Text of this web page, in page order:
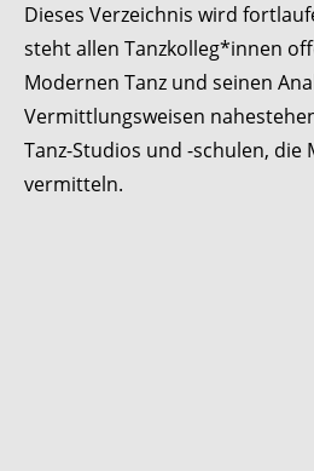
Dieses Verzeichnis wird
steht allen Tanzkolleg*innen
Modernen Tanz und seinen
Vermittlungsweisen
Tanz-Studios und -schulen, die
vermitteln.